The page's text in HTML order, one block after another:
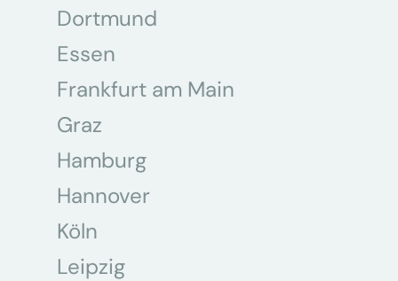
Dortmund
Essen
Frankfurt am Main
Graz
Hamburg
Hannover
Köln
Leipzig